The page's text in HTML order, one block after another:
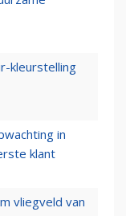
kleurstelling
in
klant
vliegveld van